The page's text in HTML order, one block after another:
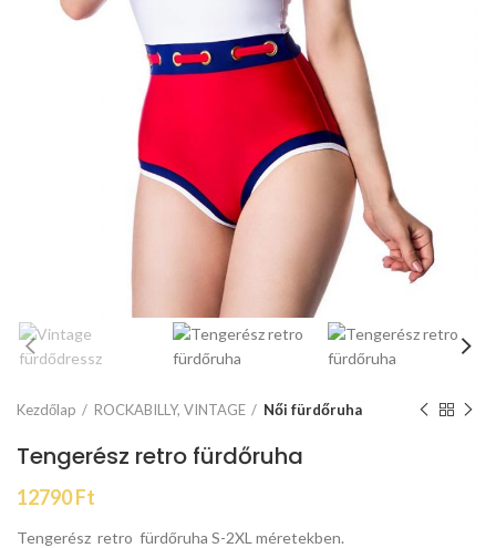
Kezdőlap ROCKABILLY, VINTAGE Női fürdőruha
Tengerész retro fürdőruha
12790Ft
Tengerész retro fürdőruha S-2XL méretekben.